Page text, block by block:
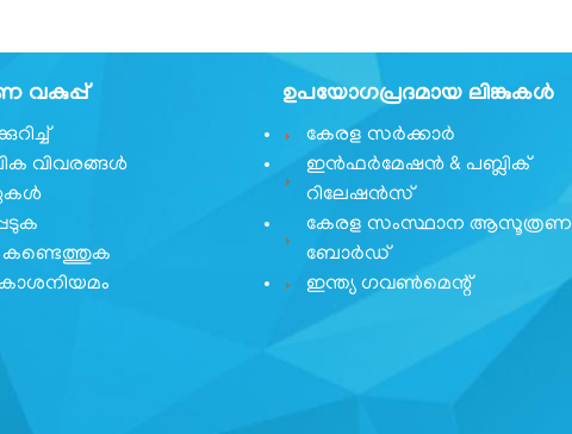
വകുപ്പ്
വിവരങ്ങൾ
ഉപയോഗപ്രദമായ ലിങ്കുകൾ
കേരള സർക്കാർ
ഇൻഫർമേഷൻ & പബ്ലിക്
റിലേഷൻസ്
കേരള സംസ്ഥാന ആസൂത്രണ
ബോർഡ്
ഇന്ത്യ ഗവണ്‍മെന്റ്